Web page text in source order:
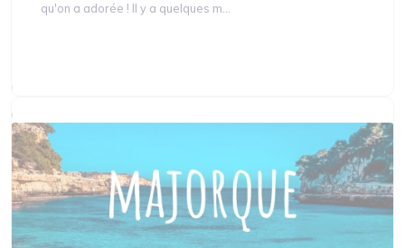
qu'on a adorée ! Il y a quelques m...